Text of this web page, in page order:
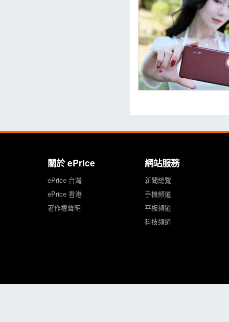
關於 ePrice
ePrice 台灣
ePrice 香港
著作權聲明
網站服務
新聞總覽
手機頻道
平板頻道
科技頻道